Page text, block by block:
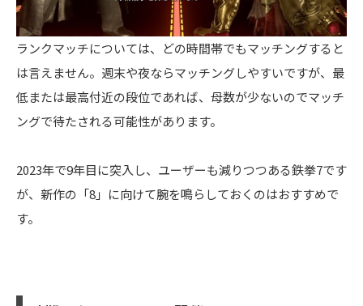
ランクマッチについては、どの時間帯でもマッチングすると
は言えません。週末や夜ならマッチングしやすいですが、最
低または最高付近の段位であれば、母数が少ないのでマッチ
ングで待たされる可能性があります。
2023年で9年目に突入し、ユーザーも減りつつある鉄拳7です
が、新作の「8」に向けて腕を鳴らしておくのはおすすめで
す。